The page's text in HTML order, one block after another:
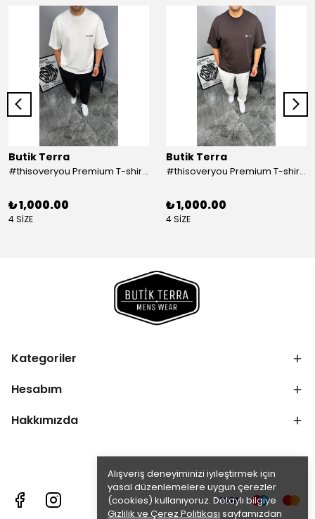
Alışveriş deneyiminizi iyileştirmek için
yasal düzenlemelere uygun çerezler
(cookies) kullanıyoruz. Detaylı bilgiye
Gizlilik ve Çerez Politikası sayfamızdan
Butik Terra
#thisoveryou Premium T-shirt Beyaz
₺ 1,000.00
4 SİZE
Butik Terra
#thisoveryou Premium T-shirt Kahve
₺ 1,000.00
4 SİZE
Kategoriler
Hesabım
Hakkımızda